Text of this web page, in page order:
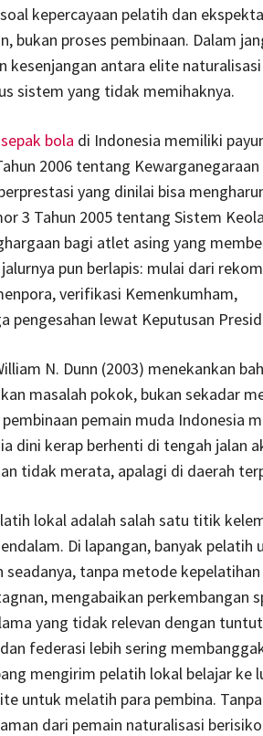
kepercayaan pelatih dan
bukan proses pembinaan. Dalam
kesenjangan antara elite
sistem yang tidak memihaknya.
sepak bola di Indonesia memiliki
2006 tentang Kewarganegaraan
yang dinilai bisa
3 Tahun 2005 tentang Sistem
bagi atlet asing yang
pun berlapis: mulai dari
verifikasi Kemenkumham,
pengesahan lewat Keputusan
N. Dunn (2003) menekankan
masalah pokok, bukan sekadar
pemain muda Indonesia
dini kerap berhenti di tengah jalan
tidak merata, apalagi di daerah
lokal adalah salah satu titik
Di lapangan, banyak pelatih
seadanya, tanpa metode
mengabaikan perkembangan
yang tidak relevan dengan
federasi lebih sering
mengirim pelatih lokal belajar ke
untuk melatih para pembina. Tanpa
dari pemain naturalisasi